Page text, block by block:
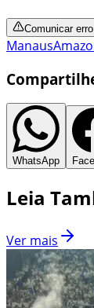
Comunicar
Manaus
WhatsApp
Leia
Ver mais